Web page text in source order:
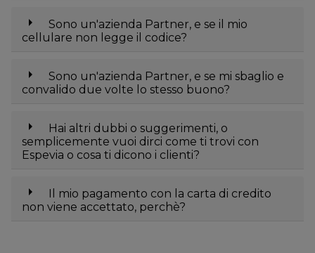
arrow_right
Sono un'azienda Partner, e se il mio
cellulare non legge il codice?
arrow_right
Sono un'azienda Partner, e se mi sbaglio e
convalido due volte lo stesso buono?
arrow_right
Hai altri dubbi o suggerimenti, o
semplicemente vuoi dirci come ti trovi con
Espevia o cosa ti dicono i clienti?
arrow_right
Il mio pagamento con la carta di credito
non viene accettato, perchè?